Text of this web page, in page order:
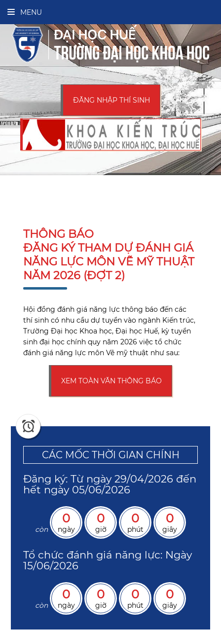
MENU
ĐĂNG NHẬP THÍ SINH
THÔNG BÁO
ĐĂNG KÝ THAM DỰ ĐÁNH GIÁ
NĂNG LỰC MÔN VẼ MỸ THUẬT
NĂM 2026 (ĐỢT 2)
Hội đồng đánh giá năng lực thông báo đến các
thí sinh có nhu cầu dự tuyển vào ngành Kiến trúc,
Trường Đại học Khoa học, Đại học Huế, kỳ tuyển
sinh đại học chính quy năm 2026 việc tổ chức
đánh giá năng lực môn Vẽ mỹ thuật như sau:
XEM TOÀN VĂN THÔNG BÁO
CÁC MỐC THỜI GIAN CHÍNH
Đăng ký: Từ ngày 29/04/2026 đến
hết ngày 05/06/2026
còn
0
ngày
0
giờ
0
phút
0
giây
Tổ chức đánh giá năng lực: Ngày
15/06/2026
còn
0
ngày
0
giờ
0
phút
0
giây